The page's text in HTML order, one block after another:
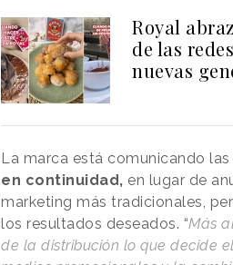
Royal
de las
nuevas
La marca está comunicando
en continuidad, en lugar de
marketing más tradicionales,
los resultados deseados. “Más
de la distribución lo que decide